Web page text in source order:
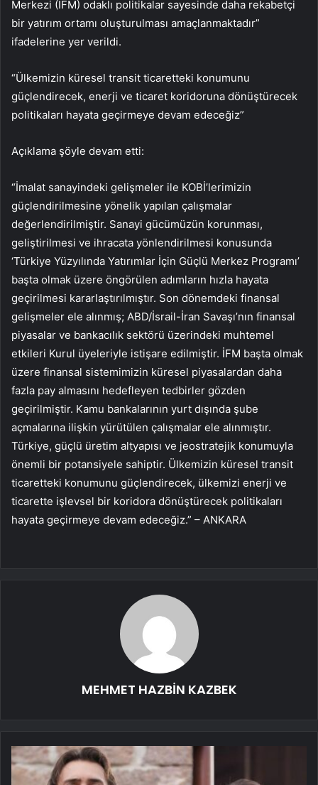
Merkezi (İFM) odaklı politikalar sayesinde daha rekabetçi
bir yatırım ortamı oluşturulması amaçlanmaktadır”
ifadelerine yer verildi.
“Ülkemizin küresel transit ticaretteki konumunu
güçlendirecek, enerji ve ticaret koridoruna dönüştürecek
politikaları hayata geçirmeye devam edeceğiz”
Açıklama şöyle devam etti:
“İmalat sanayindeki gelişmeler ile KOBİ’lerimizin
güçlendirilmesine yönelik yapılan çalışmalar
değerlendirilmiştir. Sanayi gücümüzün korunması,
geliştirilmesi ve ihracata yönlendirilmesi konusunda
‘Türkiye Yüzyılında Yatırımlar İçin Güçlü Merkez Programı’
başta olmak üzere öngörülen adımların hızla hayata
geçirilmesi kararlaştırılmıştır. Son dönemdeki finansal
gelişmeler ele alınmış; ABD/İsrail-İran Savaşı’nın finansal
piyasalar ve bankacılık sektörü üzerindeki muhtemel
etkileri Kurul üyeleriyle istişare edilmiştir. İFM başta olmak
üzere finansal sistemimizin küresel piyasalardan daha
fazla pay almasını hedefleyen tedbirler gözden
geçirilmiştir. Kamu bankalarının yurt dışında şube
açmalarına ilişkin yürütülen çalışmalar ele alınmıştır.
Türkiye, güçlü üretim altyapısı ve jeostratejik konumuyla
önemli bir potansiyele sahiptir. Ülkemizin küresel transit
ticaretteki konumunu güçlendirecek, ülkemizi enerji ve
ticarette işlevsel bir koridora dönüştürecek politikaları
hayata geçirmeye devam edeceğiz.” – ANKARA
MEHMET HAZBİN KAZBEK